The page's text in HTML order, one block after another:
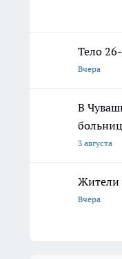
Тело
Вчера
В
3 августа
Жители
Вчера